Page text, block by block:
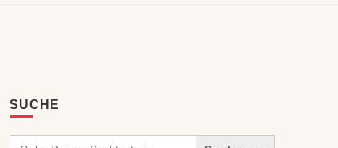
SUCHE
Search